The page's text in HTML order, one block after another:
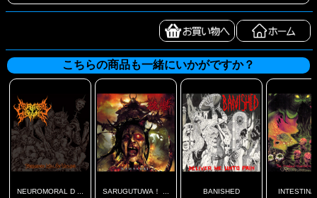
こちらの商品も一緒にいかがですか？
NEUROMORAL D ...
SARUGUTUWA！ ...
BANISHED